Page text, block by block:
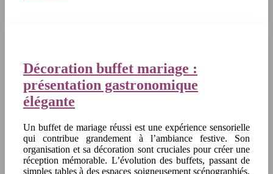
Décoration buffet mariage :
présentation gastronomique
élégante
Un buffet de mariage réussi est une expérience sensorielle
qui contribue grandement à l’ambiance festive. Son
organisation et sa décoration sont cruciales pour créer une
réception mémorable. L’évolution des buffets, passant de
simples tables à des espaces soigneusement scénographiés,